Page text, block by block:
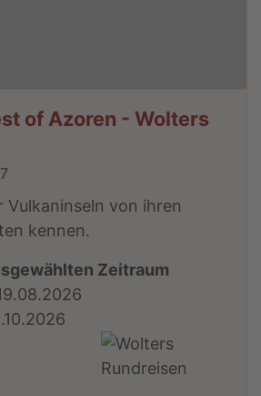
of Azoren - Wolters
Vulkaninseln von ihren
kennen.
Zeitraum